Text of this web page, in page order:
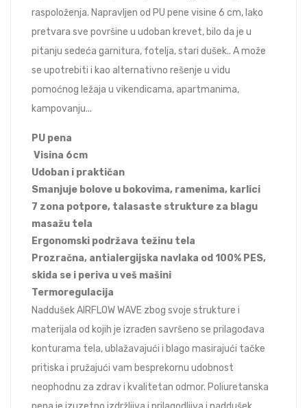
raspoloženja. Napravljen od PU pene visine 6 cm, lako
pretvara sve površine u udoban krevet, bilo da je u
pitanju sedeća garnitura, fotelja, stari dušek.. A može
se upotrebiti i kao alternativno rešenje u vidu
pomoćnog ležaja u vikendicama, apartmanima,
kampovanju...
PU pena
Visina 6cm
Udoban i praktičan
Smanjuje bolove u bokovima, ramenima, karlici
7 zona potpore, talasaste strukture za blagu
masažu tela
Ergonomski podržava težinu tela
Prozračna, antialergijska navlaka od 100% PES,
skida se i periva u veš mašini
Termoregulacija
Naddušek AIRFLOW WAVE zbog svoje strukture i
materijala od kojih je izrađen savršeno se prilagođava
konturama tela, ublažavajući i blago masirajući tačke
pritiska i pružajući vam besprekornu udobnost
neophodnu za zdrav i kvalitetan odmor. Poliuretanska